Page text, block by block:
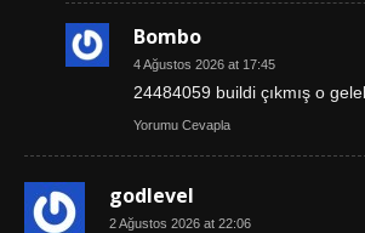
Bombo
4 Ağustos 2026 at 17:45
24484059 buildi çıkmış o
Yorumu Cevapla
godlevel
2 Ağustos 2026 at 22:06